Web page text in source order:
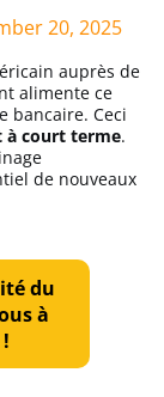
20, 2025
auprès de
alimente ce
bancaire. Ceci
à court terme.
de nouveaux
du
à